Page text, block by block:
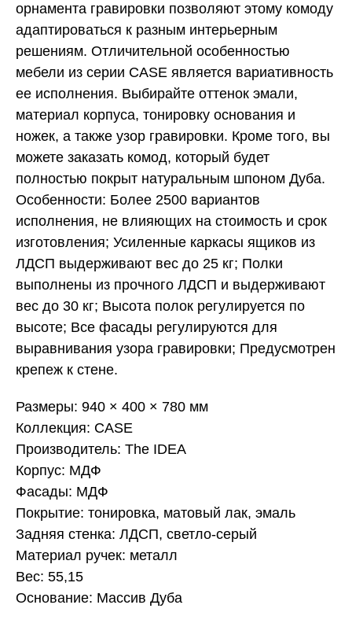
орнамента гравировки позволяют этому комоду
адаптироваться к разным интерьерным
решениям. Отличительной особенностью
мебели из серии CASE является вариативность
ее исполнения. Выбирайте оттенок эмали,
материал корпуса, тонировку основания и
ножек, а также узор гравировки. Кроме того, вы
можете заказать комод, который будет
полностью покрыт натуральным шпоном Дуба.
Особенности: Более 2500 вариантов
исполнения, не влияющих на стоимость и срок
изготовления; Усиленные каркасы ящиков из
ЛДСП выдерживают вес до 25 кг; Полки
выполнены из прочного ЛДСП и выдерживают
вес до 30 кг; Высота полок регулируется по
высоте; Все фасады регулируются для
выравнивания узора гравировки; Предусмотрен
крепеж к стене.
Размеры: 940 × 400 × 780 мм
Коллекция: CASE
Производитель: The IDEA
Корпус: МДФ
Фасады: МДФ
Покрытие: тонировка, матовый лак, эмаль
Задняя стенка: ЛДСП, светло-серый
Материал ручек: металл
Вес: 55,15
Основание: Массив Дуба